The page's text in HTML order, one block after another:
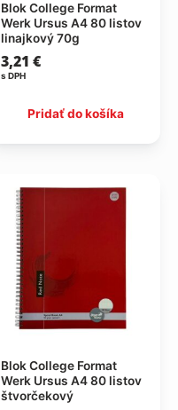
Blok College Format
Werk Ursus A4 80 listov
linajkový 70g
3,21 €
s DPH
Pridať do košíka
Blok College Format
Werk Ursus A4 80 listov
štvorčekový